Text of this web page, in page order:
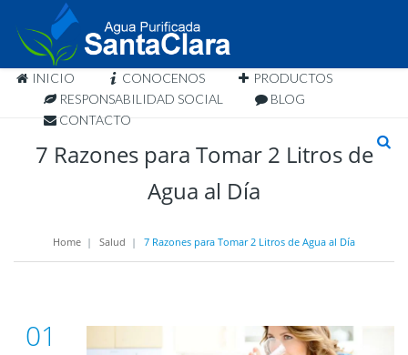
INICIO CONOCENOS
PRODUCTOS
RESPONSABILIDAD SOCIAL
BLOG
CONTACTO
7 Razones para Tomar 2 Litros de
Agua al Día
Home | Salud | 7 Razones para Tomar 2 Litros de Agua al Día
01